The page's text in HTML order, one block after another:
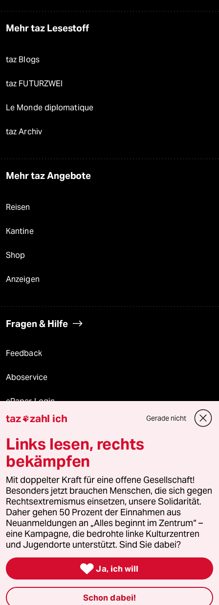
Mehr taz Lesestoff
taz Blogs
taz FUTURZWEI
Le Monde diplomatique
taz Archiv
Mehr taz Angebote
Reisen
Kantine
Shop
Anzeigen
Fragen & Hilfe
Feedback
Aboservice
ePaper Login
Downloads für Abonnierende
© 2026 taz Verlags und Vertriebs GmbH
Alle Rechte vorbehalten. Bei rechtlichen Fragen oder für Genehmigungen
wenden Sie sich bitte an
lizenzen@taz.de
Feedback Redaktionsstatut Kommune-Richtlinien
Leitlinie Informant Datenschutz Impressum AGB
Seitenwende Einwilligungen widerrufen (Ads)
taz zahl ich Gerade nicht
Links lesen, rechts
bekämpfen
Mit doppelter Kraft für eine offene Gesellschaft!
Besonders jetzt brauchen Menschen, die sich gegen
Rechtsextremismus einsetzen, unsere Solidarität.
Daher gehen 50 Prozent der Einnahmen aus
Neuanmeldungen an „Alles beginnt im Zentrum“ –
eine Kampagne, die bedrohte linke Kulturzentren
und Jugendorte unterstützt. Sind Sie dabei?
 Ja, ich will
Schon dabei!